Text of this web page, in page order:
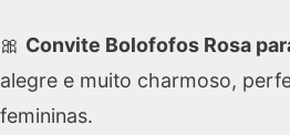
🎀 Convite Bolofofos Rosa
alegre e muito charmoso,
femininas.